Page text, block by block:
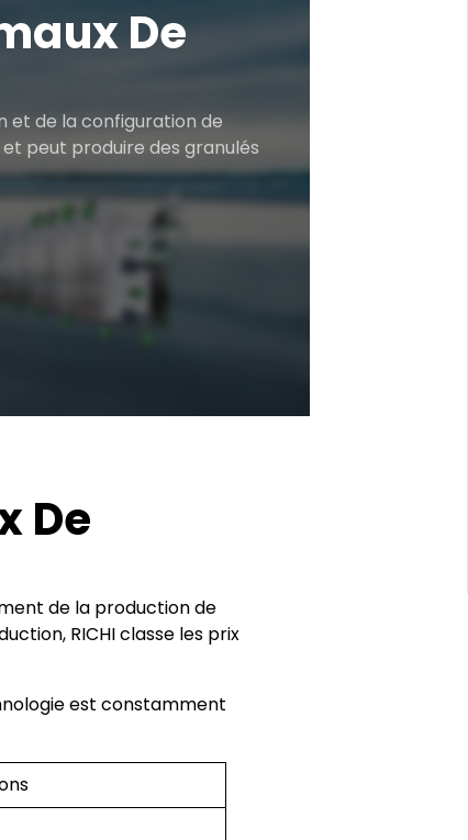
De
et de la configuration de
et peut produire des granulés
De
de la production de
RICHI classe les prix
est constamment